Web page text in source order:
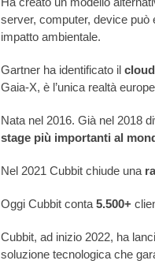
server, computer, device
impatto ambientale.
Gartner ha identificato il
Gaia-X, è l’unica realtà
Nata nel 2016. Già nel 2018
stage più importanti al
Nel 2021 Cubbit chiude una
Oggi Cubbit conta 5.500+
Cubbit, ad inizio 2022, ha
soluzione tecnologica che